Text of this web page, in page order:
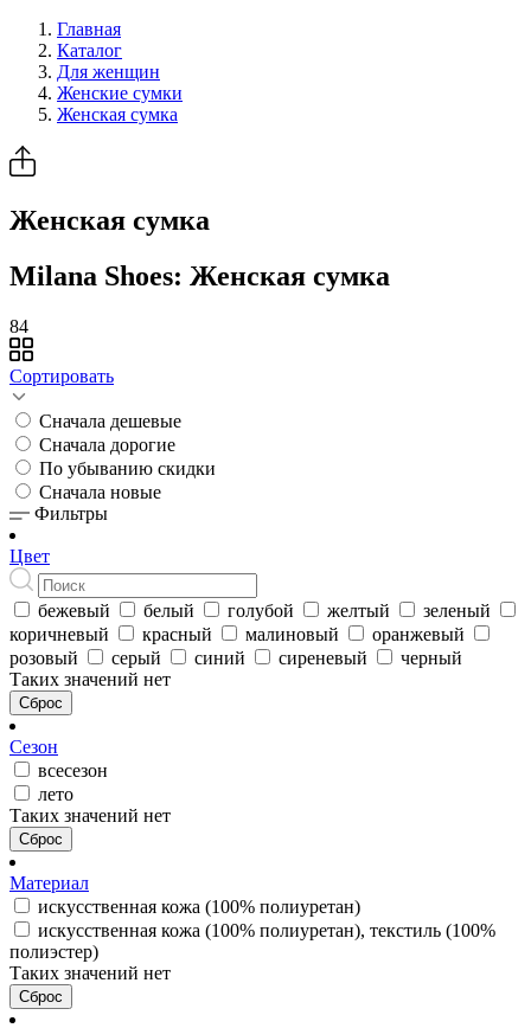
Главная
Каталог
Для женщин
Женские сумки
Женская сумка
Женская сумка
Milana Shoes: Женская сумка
84
Сортировать
Сначала дешевые
Сначала дорогие
По убыванию скидки
Сначала новые
Фильтры
Цвет
бежевый белый голубой желтый
зеленый
коричневый
красный малиновый
оранжевый
розовый
серый синий сиреневый
черный
Таких значений нет
Сброс
Сезон
всесезон
лето
Таких значений нет
Сброс
Материал
искусственная кожа (100% полиуретан)
искусственная кожа (100% полиуретан), текстиль (100%
полиэстер)
Таких значений нет
Сброс